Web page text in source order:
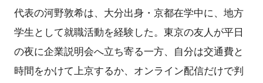
代表の河野敦希は、大分出身・京都在学中に、地方
学生として就職活動を経験した。東京の友人が平日
の夜に企業説明会へ立ち寄る一方、自分は交通費と
時間をかけて上京するか、オンライン配信だけで判